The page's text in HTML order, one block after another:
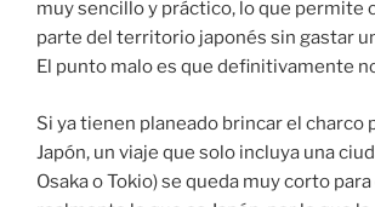
muy sencillo y práctico, lo que permite
parte del territorio japonés sin gastar
El punto malo es que definitivamente
Si ya tienen planeado brincar el charco
Japón, un viaje que solo incluya una
Osaka o Tokio) se queda muy corto